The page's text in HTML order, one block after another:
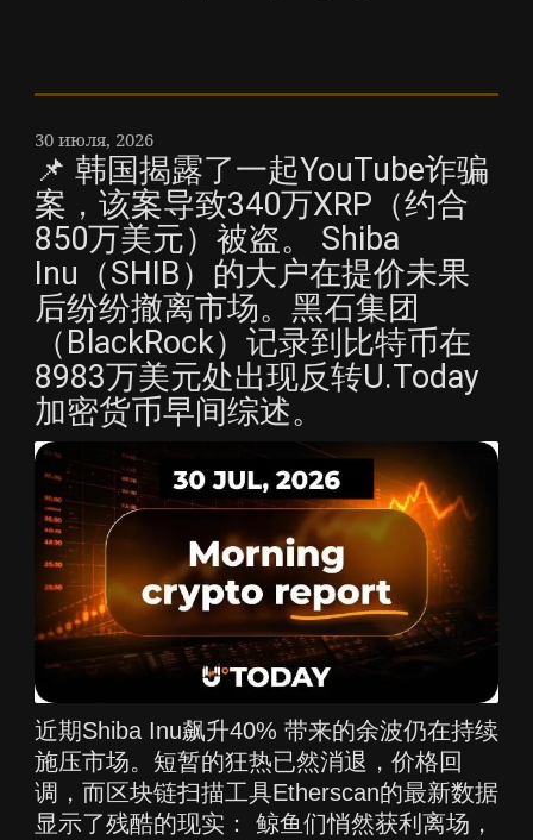
30 июля, 2026
📌 韩国揭露了一起YouTube诈骗
案，该案导致340万XRP（约合
850万美元）被盗。 Shiba
Inu（SHIB）的大户在提价未果
后纷纷撤离市场。黑石集团
（BlackRock）记录到比特币在
8983万美元处出现反转U.Today
加密货币早间综述。
近期Shiba Inu飙升40% 带来的余波仍在持续
施压市场。短暂的狂热已然消退，价格回
调，而区块链扫描工具Etherscan的最新数据
显示了残酷的现实： 鲸鱼们悄然获利离场，